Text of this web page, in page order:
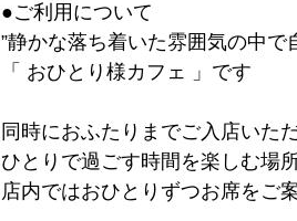
●ご利用について
”静かな落ち着いた雰囲気の中で
「 おひとり様カフェ 」です
同時におふたりまでご入店いた
ひとりで過ごす時間を楽しむ場
店内ではおひとりずつお席をご